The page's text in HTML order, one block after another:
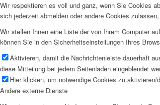
Wir respektieren es voll und ganz, wenn Sie Cookies
sich jederzeit abmelden oder andere Cookies
Wir stellen Ihnen eine Liste der von Ihrem Computer
können Sie in den Sicherheitseinstellungen Ihres
Aktivieren, damit die Nachrichtenleiste dauerhaft
diese Mitteilung bei jedem Seitenladen eingeblendet
Hier klicken, um notwendige Cookies zu aktivieren/
Andere externe Dienste